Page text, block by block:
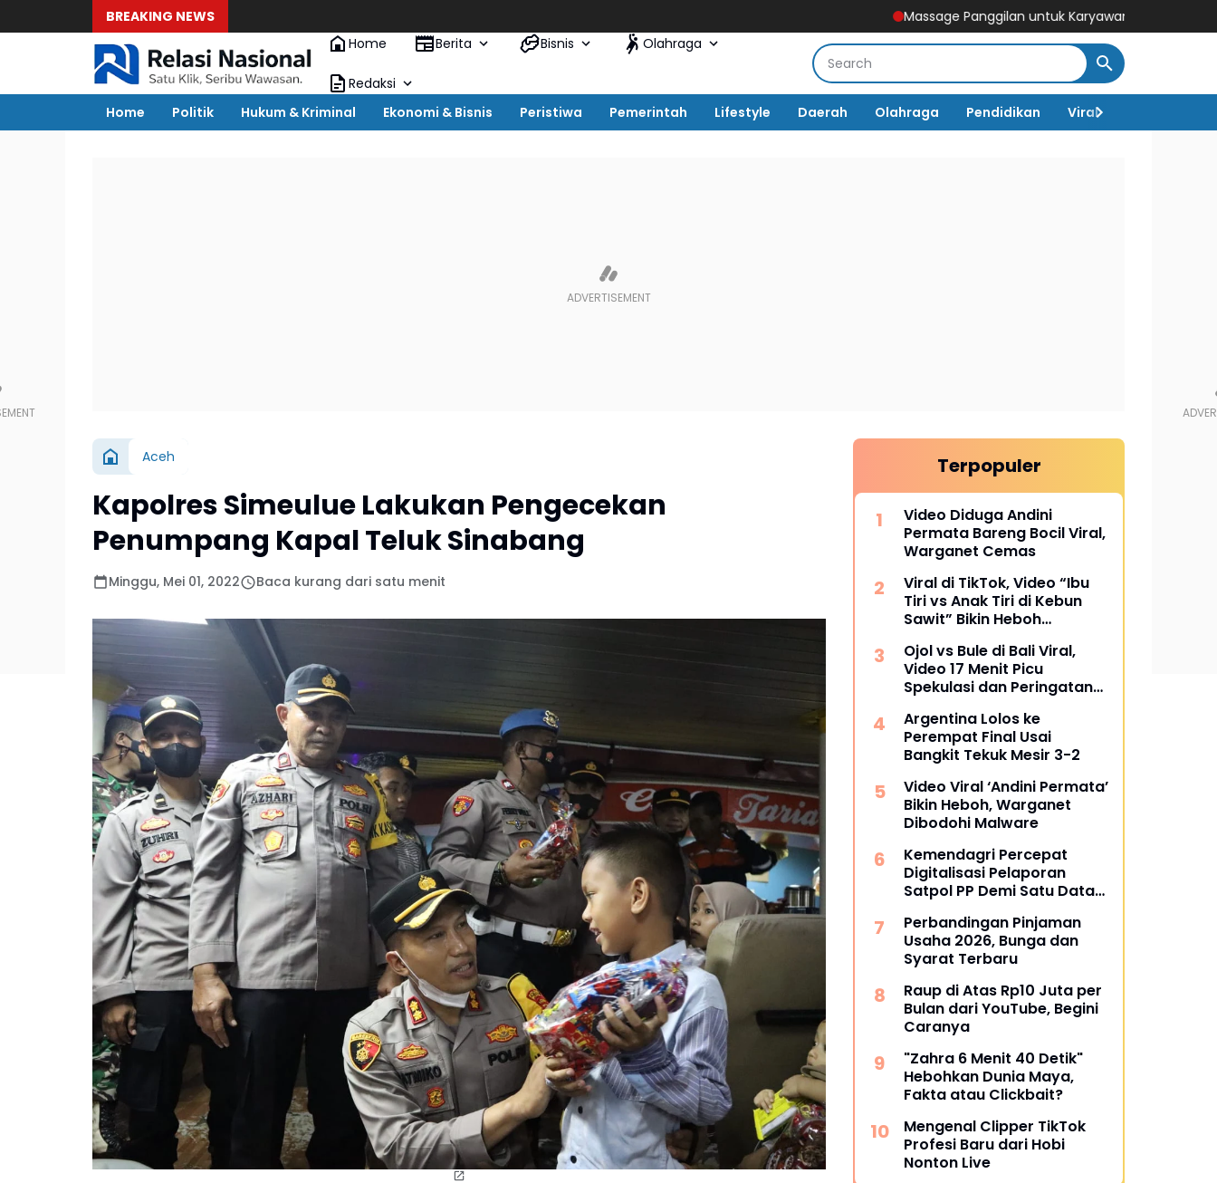
BREAKING NEWS
Massage Panggilan untuk Karyawan CBD & Tamu Hotel
Home
Berita Bisnis Olahraga
Redaksi
Home
Politik Hukum & Kriminal Ekonomi & Bisnis Peristiwa Pemerintah Lifestyle Daerah Olahraga Pendidikan Viral
Aceh
Kapolres Simeulue Lakukan Pengecekan
Penumpang Kapal Teluk Sinabang
Minggu, Mei 01, 2022 Baca kurang dari satu menit
Terpopuler
Video Diduga Andini
Permata Bareng Bocil Viral,
Warganet Cemas
Viral di TikTok, Video “Ibu
Tiri vs Anak Tiri di Kebun
Sawit” Bikin Heboh
Ojol vs Bule di Bali Viral,
Video 17 Menit Picu
Spekulasi dan Peringatan
Argentina Lolos ke
Perempat Final Usai
Bangkit Tekuk Mesir 3-2
Video Viral ‘Andini Permata’
Bikin Heboh, Warganet
Dibodohi Malware
Kemendagri Percepat
Digitalisasi Pelaporan
Satpol PP Demi Satu Data
Perbandingan Pinjaman
Usaha 2026, Bunga dan
Syarat Terbaru
Raup di Atas Rp10 Juta per
Bulan dari YouTube, Begini
Caranya
"Zahra 6 Menit 40 Detik"
Hebohkan Dunia Maya,
Fakta atau Clickbait?
Mengenal Clipper TikTok
Profesi Baru dari Hobi
Nonton Live